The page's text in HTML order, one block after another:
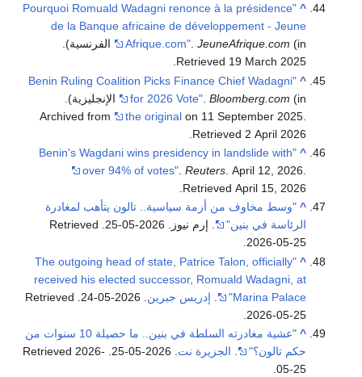
^
"Pourquoi Romuald Wadagni renonce à la présidence
de la Banque africaine de développement - Jeune
Afrique.com" .JeuneAfrique.com (in الفرنسية)
.
Retrieved 19 March 2025
^
"Benin Ruling Coalition Picks Finance Chief Wadagni
for 2026 Vote" .Bloomberg.com
(in الإنجليزية).
Archived from
the original on 11 September 2025
Retrieved 2 April 2026
^
"Benin's Wagdani wins presidency in landslide with
over 94% of votes" .Reuters . April 12, 2026
RetrievedApril 15, 2026
^ "وسط مخاوف من أزمة سياسية.. تالون يتأهب لمغادرة
الرئاسة في بنين"
. إرم نيوز. 2026-05-25
. Retrieved
2026-05-25
.
^
"The outgoing head of state, Patrice Talon, officially
received his elected successor, Romuald Wadagni, at
Marina Palace"
إدريس جبرين
2026-05-25
^
"عشية مغادرته السلطة في بنين.. ما حصيلة 10 سنوات من
حكم تالون؟"
الجزيرة نت
2026-
05-25
.